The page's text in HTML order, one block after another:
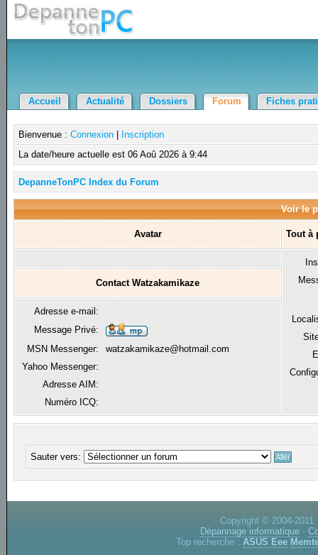
Accueil Actualité Dossiers Forum Fiches
Bienvenue :Connexion
Inscription
La date/heure actuelle est 06 Aoû 2026 à 9:44
DepanneTonPC Index du Forum
Voir le
Avatar Tout à
Contact Watzakamikaze
Adresse e-mail:
Message Privé:
MSN Messenger:
watzakamikaze@hotmail.com
Yahoo Messenger:
Adresse AIM:
Numéro ICQ:
Sauter vers:
Copyright © 2004-
Dépannage informatique -
Top recherche : ASUS Eee